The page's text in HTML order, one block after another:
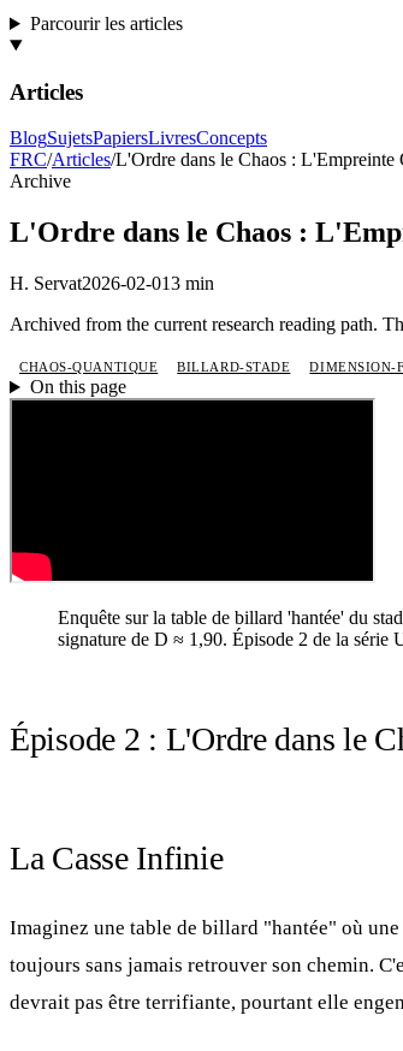
Parcourir les articles
Articles
BlogSujetsPapiersLivresConcepts
FRC/Articles/L'Ordre dans le Chaos : L'Empreinte
Archive
L'Ordre dans le Chaos :
H. Servat2026-02-013 min
Archived from the current research reading path.
CHAOS-QUANTIQUE BILLARD-STADE DIMENSION-
On this page
Enquête sur la table de billard 'hantée' du
signature de D ≈ 1,90. Épisode 2 de la série
Épisode 2 : L'Ordre dans le
La Casse Infinie
Imaginez une table de billard "hantée" où
toujours sans jamais retrouver son chemin.
devrait pas être terrifiante, pourtant elle